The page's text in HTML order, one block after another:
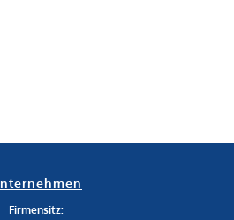
Firmensitz: